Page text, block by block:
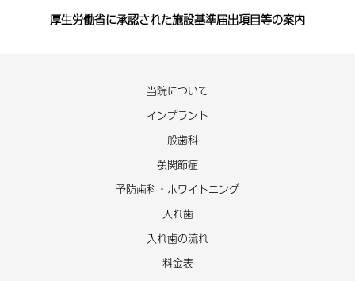
厚生労働省に承認された施設基準届出項目等の案内
当院について
インプラント
一般歯科
顎関節症
予防歯科・ホワイトニング
入れ歯
入れ歯の流れ
料金表